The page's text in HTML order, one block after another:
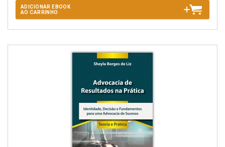
ADICIONAR EBOOK
AO CARRINHO